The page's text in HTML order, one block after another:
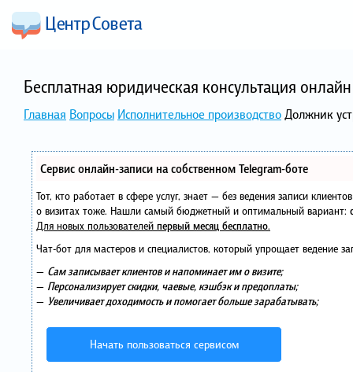
Бесплатная юридическая консультация
Главная Вопросы Исполнительное производствоДолжник
Сервис онлайн-записи на собственном Telegram-боте
Тот, кто работает в сфере услуг, знает — без ведения записи
о визитах тоже. Нашли самый бюджетный и оптимальный вариант:
Для новых пользователей первый месяц бесплатно.
Чат-бот для мастеров и специалистов, который упрощает ведение
— Сам записывает клиентов и напоминает им о визите;
— Персонализирует скидки, чаевые, кэшбэк и предоплаты;
— Увеличивает доходимость и помогает больше зарабатывать;
Начать пользоваться сервисом